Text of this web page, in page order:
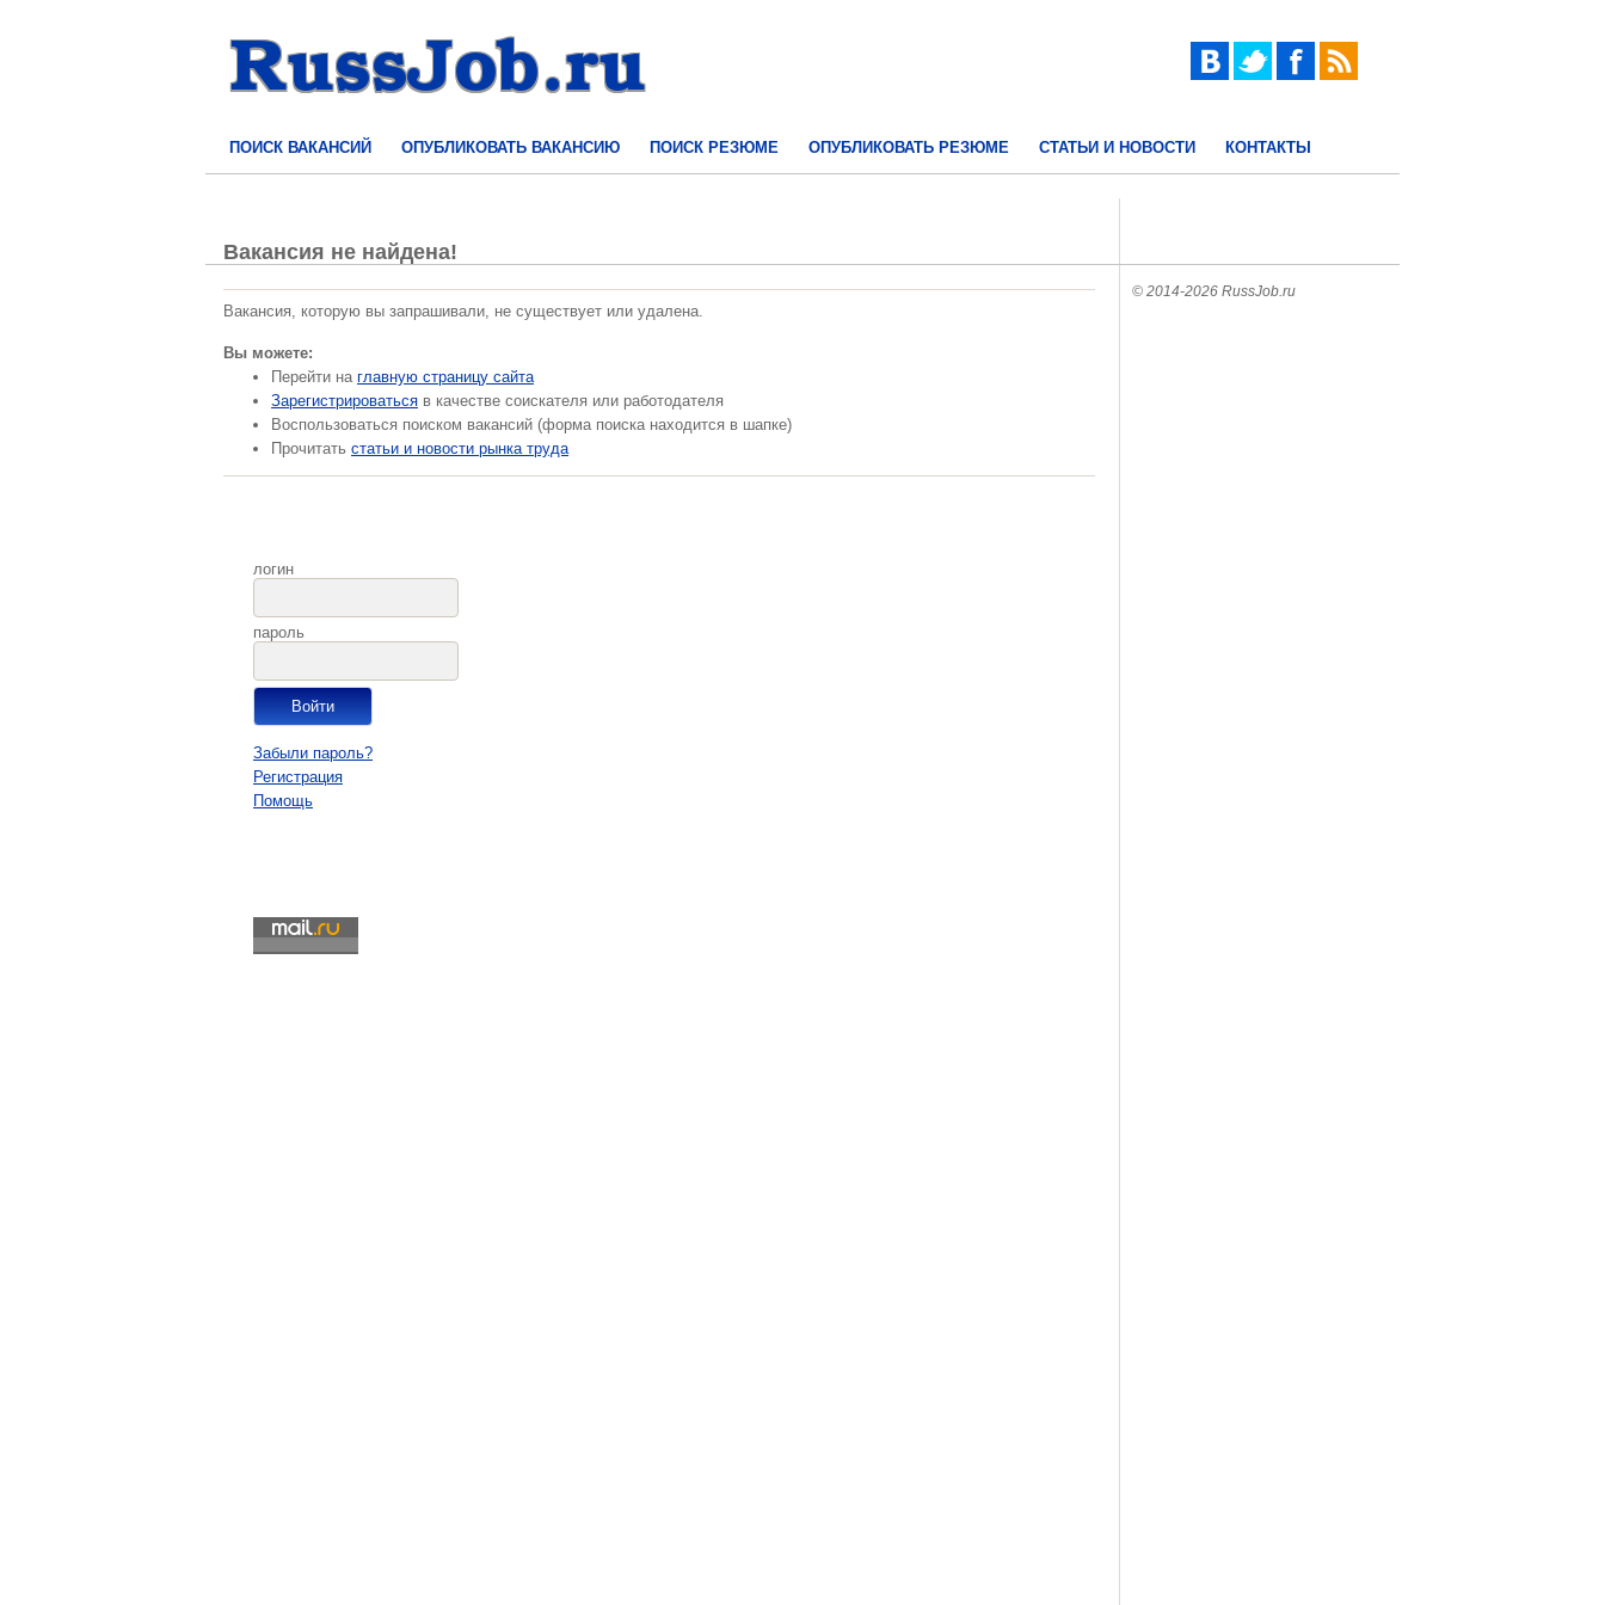
ПОИСК ВАКАНСИЙ ОПУБЛИКОВАТЬ ВАКАНСИЮ ПОИСК РЕЗЮМЕ ОПУБЛИКОВАТЬ РЕЗЮМЕ СТАТЬИ И НОВОСТИ КОНТАКТЫ
Вакансия не найдена!
Вакансия, которую вы запрашивали, не существует или удалена.
Вы можете:
Перейти на главную страницу сайта
Зарегистрироваться в качестве соискателя или работодателя
Воспользоваться поиском вакансий (форма поиска находится в шапке)
Прочитать статьи и новости рынка труда
логин
пароль
Забыли пароль?
Регистрация
Помощь
© 2014-2026 RussJob.ru